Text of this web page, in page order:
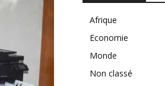
Afrique
Economie
Monde
Non classé